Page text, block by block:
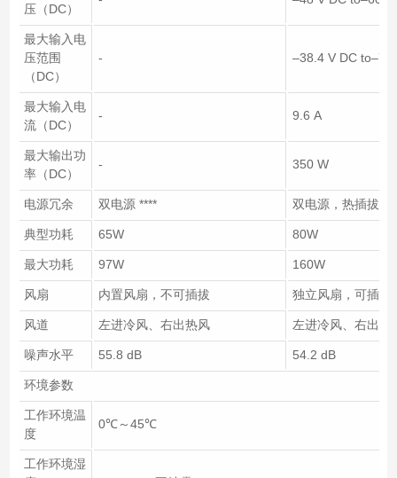
压（DC）
最大输入电
压范围
（DC）
- –38.4 V DC to–72
最大输入电
流（DC）
- 9.6 A
最大输出功
率（DC）
- 350 W
电源冗余 双电源 **** 双电源，热插拔
典型功耗 65W 80W
最大功耗 97W 160W
风扇 内置风扇，不可插拔 独立风扇，可插拔
风道 左进冷风、右出热风 左进冷风、右出热
噪声水平 55.8 dB 54.2 dB
环境参数
工作环境温
度
0℃～45℃
工作环境湿